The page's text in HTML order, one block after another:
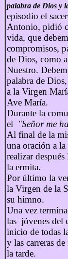
palabra de Dios y
episodio el
Antonio, pidió
vida, que
compromisos,
de Dios, como
Nuestro.
palabra de
a la Virgen
Ave María.
Durante la
el "Señor me
Al final de la
una oración a la
realizar
la ermita.
Por último la
la Virgen de la
su himno.
Una vez
las jóvenes del
inicio de todas
y las carreras
la tarde.